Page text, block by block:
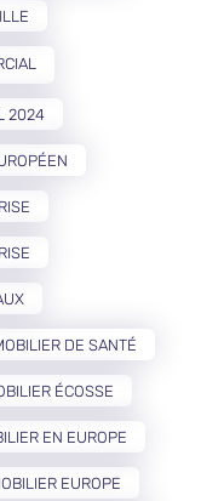
2024
DE SANTÉ
ÉCOSSE
EN EUROPE
EUROPE